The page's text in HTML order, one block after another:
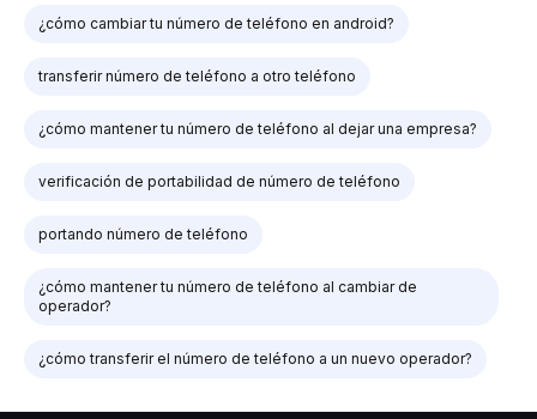
¿cómo cambiar tu número de teléfono en android?
transferir número de teléfono a otro teléfono
¿cómo mantener tu número de teléfono al dejar una empresa?
verificación de portabilidad de número de teléfono
portando número de teléfono
¿cómo mantener tu número de teléfono al cambiar de
operador?
¿cómo transferir el número de teléfono a un nuevo operador?